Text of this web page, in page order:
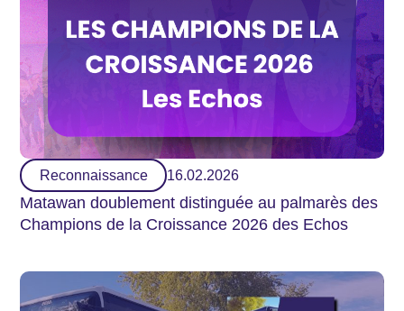
Reconnaissance 16.02.2026
Matawan doublement distinguée au palmarès des
Champions de la Croissance 2026 des Echos